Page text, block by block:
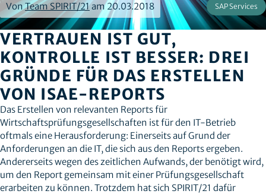
VonTeam SPIRIT/21am 20.03.2018 SAP Services
VERTRAUEN IST GUT,
KONTROLLE IST BESSER: DREI
GRÜNDE FÜR DAS ERSTELLEN
VON ISAE-REPORTS
Das Erstellen von relevanten Reports für
Wirtschaftsprüfungsgesellschaften ist für den IT-Betrieb
oftmals eine Herausforderung: Einerseits auf Grund der
Anforderungen an die IT, die sich aus den Reports ergeben.
Andererseits wegen des zeitlichen Aufwands, der benötigt wird,
um den Report gemeinsam mit einer Prüfungsgesellschaft
erarbeiten zu können. Trotzdem hat sich SPIRIT/21 dafür